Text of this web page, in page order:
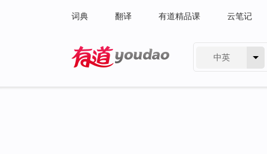
词典 翻译 有道精品课 云笔记
中英